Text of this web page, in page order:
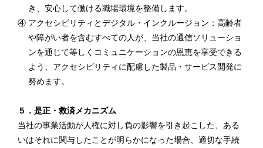
き、安心して働ける職場環境を整備します。
④ アクセシビリティとデジタル・インクルージョン：高齢者
や障がい者を含むすべての人が、当社の通信ソリューショ
ンを通じて等しくコミュニケーションの恩恵を享受できる
よう、アクセシビリティに配慮した製品・サービス開発に
努めます。
５．是正・救済メカニズム
当社の事業活動が人権に対し負の影響を引き起こした、ある
いはそれに関与したことが明らかになった場合、適切な手続